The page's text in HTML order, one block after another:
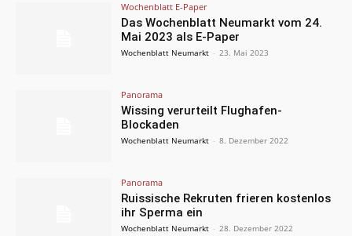
Wochenblatt E-Paper
Das Wochenblatt Neumarkt vom 24.
Mai 2023 als E-Paper
Wochenblatt Neumarkt - 23. Mai 2023
Panorama
Wissing verurteilt Flughafen-
Blockaden
Wochenblatt Neumarkt - 8. Dezember 2022
Panorama
Ruissische Rekruten frieren kostenlos
ihr Sperma ein
Wochenblatt Neumarkt - 28. Dezember 2022